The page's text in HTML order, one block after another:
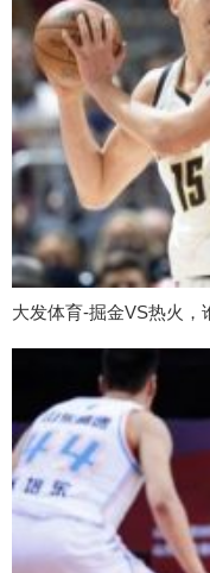
大发体育-掘金VS热火，